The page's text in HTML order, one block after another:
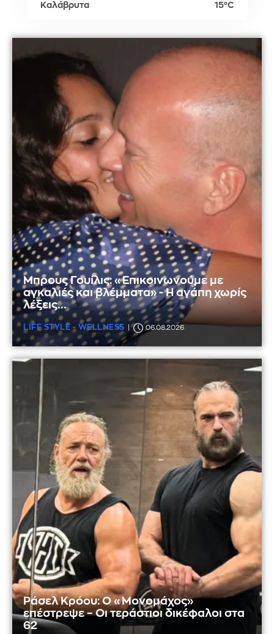
Καλάβρυτα 15°C
Μπρους Γουίλις: «Επικοινωνούμε με
αγκαλιές και βλέμματα» - Η αγάπη χωρίς
λέξεις...
LIFE STYLE - WELLNESS 06.08.2026
Ράσελ Κρόου: Ο «Μονομάχος»
επέστρεψε – Οι τεράστιοι δικέφαλοι στα
62